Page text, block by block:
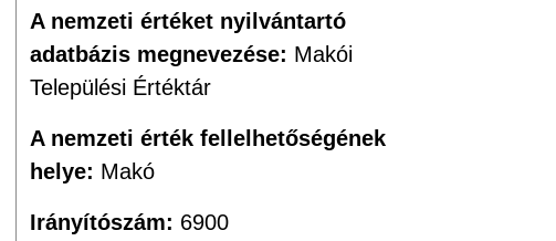
A nemzeti értéket nyilvántartó
adatbázis megnevezése: Makói
Települési Értéktár
A nemzeti érték fellelhetőségének
helye: Makó
Irányítószám: 6900